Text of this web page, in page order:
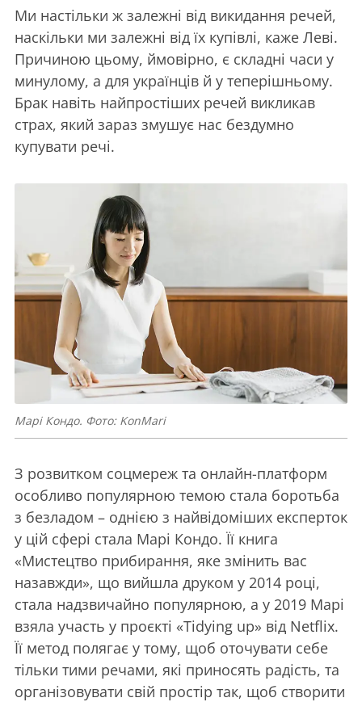
Ми настільки ж залежні від викидання речей,
наскільки ми залежні від їх купівлі, каже Леві.
Причиною цьому, ймовірно, є складні часи у
минулому, а для українців й у теперішньому.
Брак навіть найпростіших речей викликав
страх, який зараз змушує нас бездумно
купувати речі.
Марі Кондо. Фото: KonMari
З розвитком соцмереж та онлайн-платформ
особливо популярною темою стала боротьба
з безладом – однією з найвідоміших експерток
у цій сфері стала Марі Кондо. Її книга
«Мистецтво прибирання, яке змінить вас
назавжди», що вийшла друком у 2014 році,
стала надзвичайно популярною, а у 2019 Марі
взяла участь у проєкті «Tidying up» від Netflix.
Її метод полягає у тому, щоб оточувати себе
тільки тими речами, які приносять радість, та
організовувати свій простір так, щоб створити